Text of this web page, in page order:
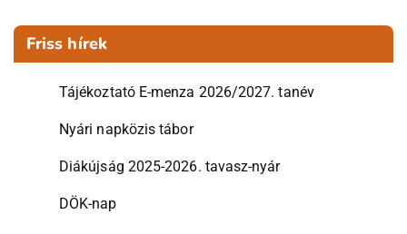
Friss hírek
Tájékoztató E-menza 2026/2027. tanév
Nyári napközis tábor
Diákújság 2025-2026. tavasz-nyár
DÖK-nap